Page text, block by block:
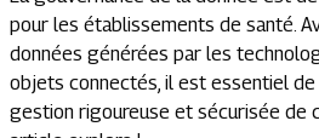
pour les établissements de santé.
données générées par les
objets connectés, il est essentiel
gestion rigoureuse et sécurisée de